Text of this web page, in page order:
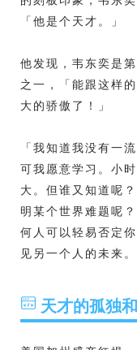
「他是个天才。」
他发现，韦东奕是
之一，「能跟这样
大的骄傲了！」
「我知道我没有一
可我愿意学习。小
大。但谁又知道呢
明某个世界难题呢
何人可以轻易否定
见另一个人的未来。
天才的孤独